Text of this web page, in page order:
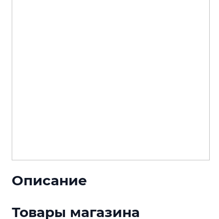
Описание
Товары магазина